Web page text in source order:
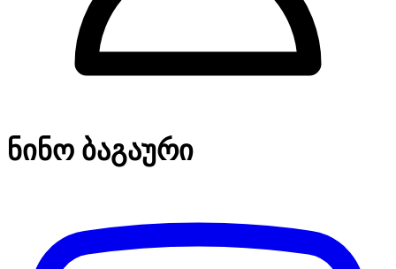
ნინო ბაგაური